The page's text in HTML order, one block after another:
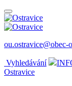
ou.ostravice@obec-
Vyhledávání
Ostravice